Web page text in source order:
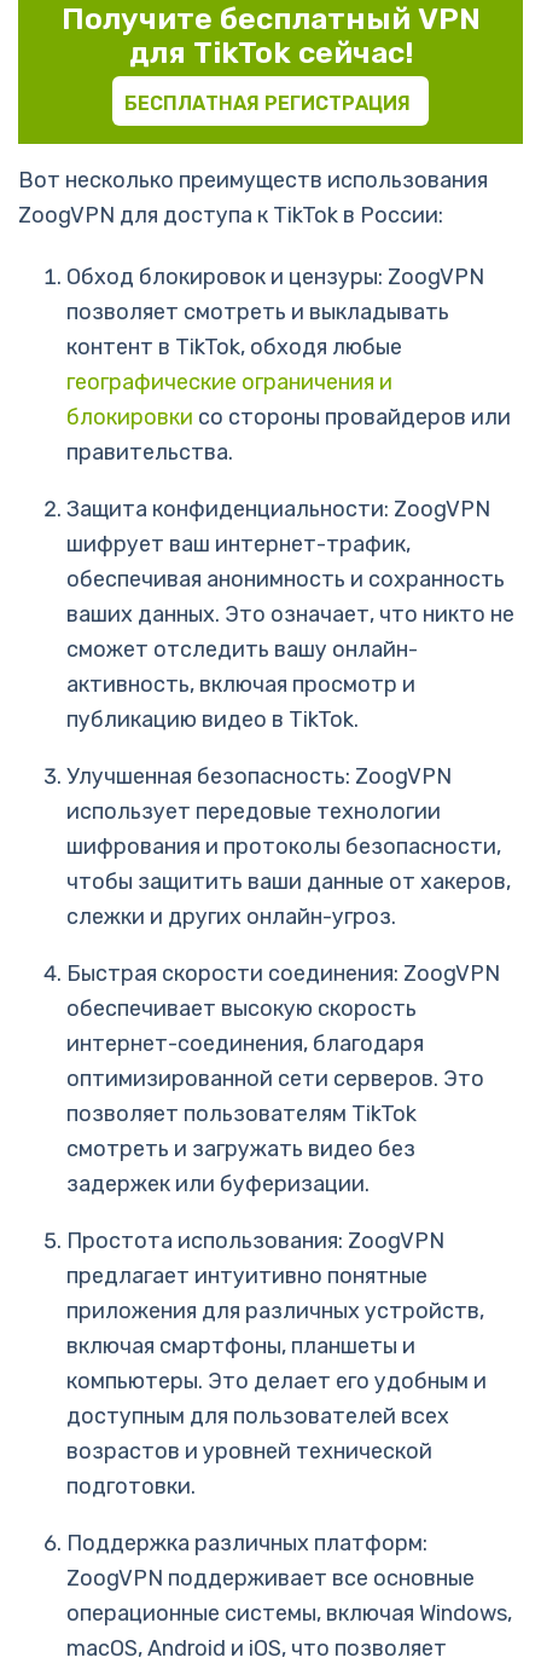
Получите бесплатный VPN
для TikTok сейчас!
БЕСПЛАТНАЯ РЕГИСТРАЦИЯ
Вот несколько преимуществ использования
ZoogVPN для доступа к TikTok в России:
Обход блокировок и цензуры: ZoogVPN
позволяет смотреть и выкладывать
контент в TikTok, обходя любые
географические ограничения и
блокировки со стороны провайдеров или
правительства.
Защита конфиденциальности: ZoogVPN
шифрует ваш интернет-трафик,
обеспечивая анонимность и сохранность
ваших данных. Это означает, что никто не
сможет отследить вашу онлайн-
активность, включая просмотр и
публикацию видео в TikTok.
Улучшенная безопасность: ZoogVPN
использует передовые технологии
шифрования и протоколы безопасности,
чтобы защитить ваши данные от хакеров,
слежки и других онлайн-угроз.
Быстрая скорости соединения: ZoogVPN
обеспечивает высокую скорость
интернет-соединения, благодаря
оптимизированной сети серверов. Это
позволяет пользователям TikTok
смотреть и загружать видео без
задержек или буферизации.
Простота использования: ZoogVPN
предлагает интуитивно понятные
приложения для различных устройств,
включая смартфоны, планшеты и
компьютеры. Это делает его удобным и
доступным для пользователей всех
возрастов и уровней технической
подготовки.
Поддержка различных платформ:
ZoogVPN поддерживает все основные
операционные системы, включая Windows,
macOS, Android и iOS, что позволяет